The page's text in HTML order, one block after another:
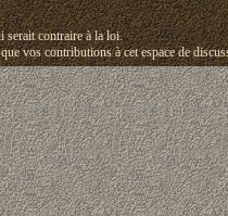
serait contraire à la loi.
vos contributions à cet espace de